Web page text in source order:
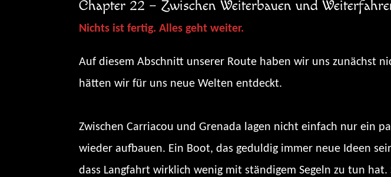
Chapter 22 – Zwischen Weiterbauen und
Nichts ist fertig. Alles geht weiter.
Auf diesem Abschnitt unserer Route haben wir uns zunächst
hätten wir für uns neue Welten entdeckt.
Zwischen Carriacou und Grenada lagen nicht einfach nur ein
wieder aufbauen. Ein Boot, das geduldig immer neue Ideen
dass Langfahrt wirklich wenig mit ständigem Segeln zu tun